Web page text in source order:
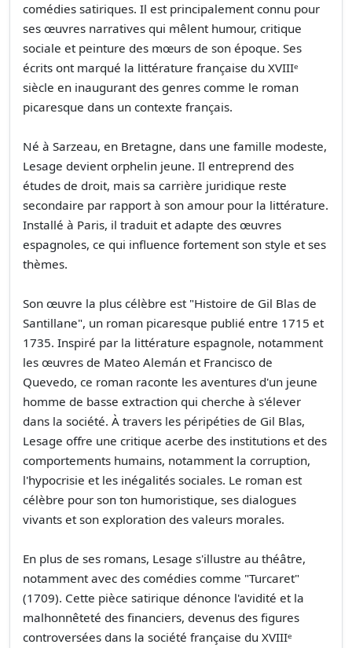
comédies satiriques. Il est principalement connu pour
ses œuvres narratives qui mêlent humour, critique
sociale et peinture des mœurs de son époque. Ses
écrits ont marqué la littérature française du XVIIIᵉ
siècle en inaugurant des genres comme le roman
picaresque dans un contexte français.
Né à Sarzeau, en Bretagne, dans une famille modeste,
Lesage devient orphelin jeune. Il entreprend des
études de droit, mais sa carrière juridique reste
secondaire par rapport à son amour pour la littérature.
Installé à Paris, il traduit et adapte des œuvres
espagnoles, ce qui influence fortement son style et ses
thèmes.
Son œuvre la plus célèbre est "Histoire de Gil Blas de
Santillane", un roman picaresque publié entre 1715 et
1735. Inspiré par la littérature espagnole, notamment
les œuvres de Mateo Alemán et Francisco de
Quevedo, ce roman raconte les aventures d'un jeune
homme de basse extraction qui cherche à s'élever
dans la société. À travers les péripéties de Gil Blas,
Lesage offre une critique acerbe des institutions et des
comportements humains, notamment la corruption,
l'hypocrisie et les inégalités sociales. Le roman est
célèbre pour son ton humoristique, ses dialogues
vivants et son exploration des valeurs morales.
En plus de ses romans, Lesage s'illustre au théâtre,
notamment avec des comédies comme "Turcaret"
(1709). Cette pièce satirique dénonce l'avidité et la
malhonnêteté des financiers, devenus des figures
controversées dans la société française du XVIIIᵉ